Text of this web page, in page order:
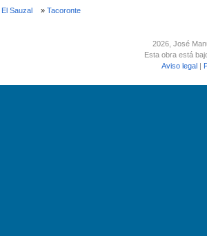
El Sauzal» Tacoronte
2026, José
Esta obra está
Aviso legal |